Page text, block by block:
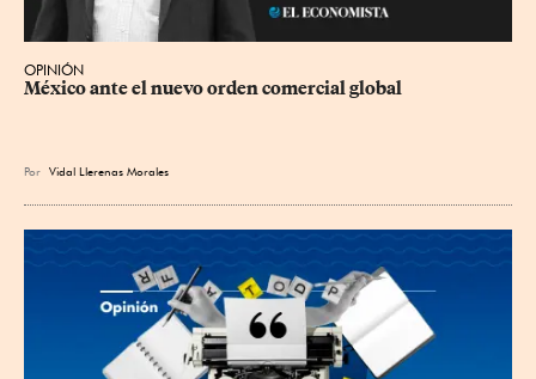
OPINIÓN
México ante el nuevo orden comercial global
Por Vidal Llerenas Morales